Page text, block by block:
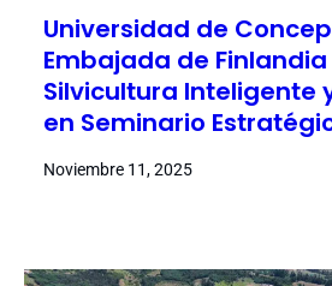
Universidad de
Embajada de
Silvicultura Inteligente
en Seminario
Noviembre 11, 2025